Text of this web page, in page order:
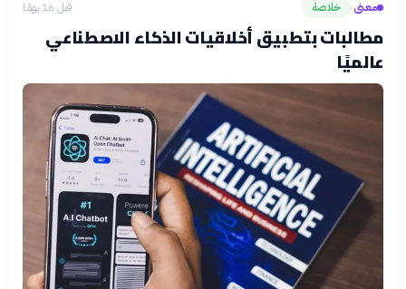
معنى› خلاصة قبل 16 يومًا
مطالبات بتطبيق أخلاقيات الذكاء الاصطناعي
عالميًا